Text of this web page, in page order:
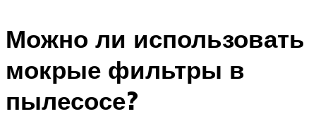
Можно ли использовать
мокрые фильтры в
пылесосе?